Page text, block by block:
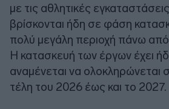
με τις αθλητικές
βρίσκονται ήδη σε φάση
πολύ μεγάλη περιοχή πάνω
Η κατασκευή των έργων έχει
αναμένεται να ολοκληρώνεται
τέλη του 2026 έως και το 2027.